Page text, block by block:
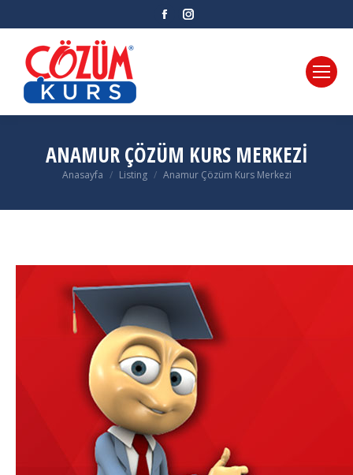
Facebook
ANAMUR ÇÖZÜM KURS MERKEZI
You are here:
Anasayfa Listing Anamur Çözüm Kurs Merkezi